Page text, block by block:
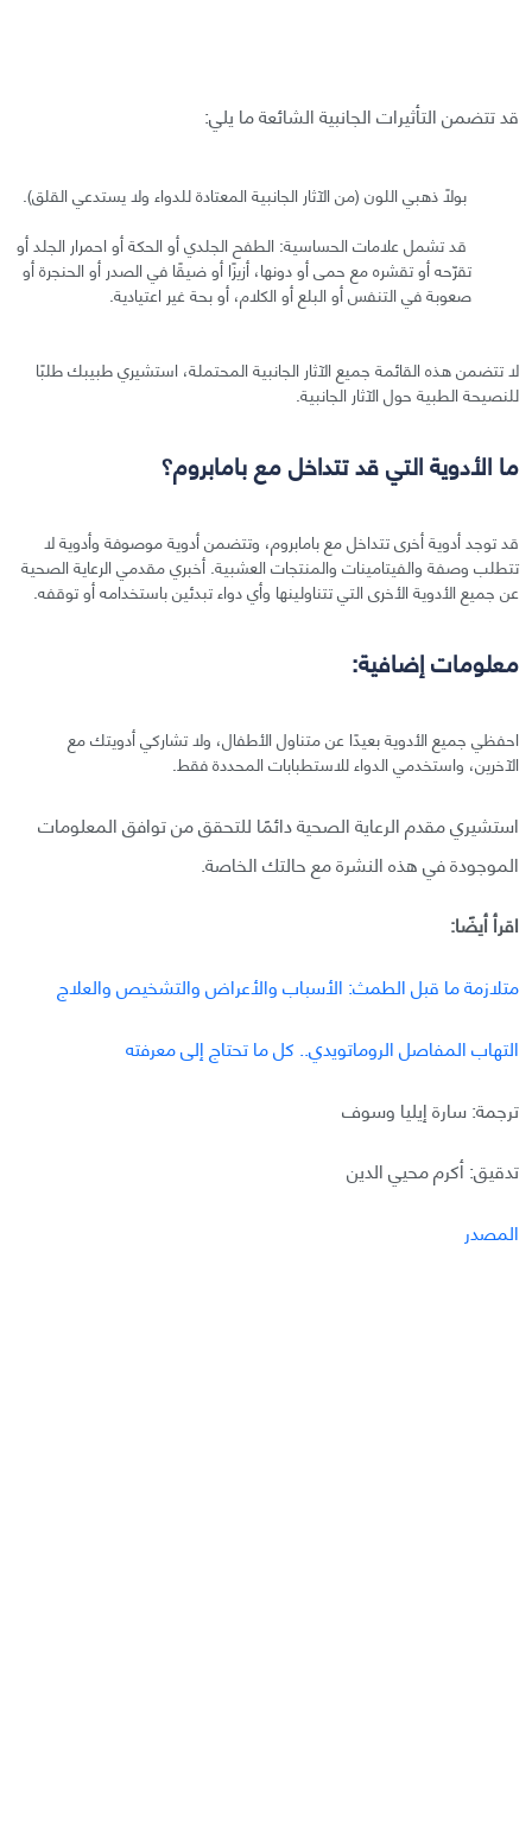
قد تتضمن التأثيرات الجانبية الشائعة ما يلي:
بولًا ذهبي اللون (من الآثار الجانبية المعتادة للدواء ولا يستدعي القلق).
قد تشمل علامات الحساسية: الطفح الجلدي أو الحكة أو احمرار الجلد أو
تقرّحه أو تقشره مع حمى أو دونها، أزيزًا أو ضيقًا في الصدر أو الحنجرة أو
صعوبة في التنفس أو البلع أو الكلام، أو بحة غير اعتيادية.
لا تتضمن هذه القائمة جميع الآثار الجانبية المحتملة، استشيري طبيبك طلبًا
للنصيحة الطبية حول الآثار الجانبية.
ما الأدوية التي قد تتداخل مع بامابروم؟
قد توجد أدوية أخرى تتداخل مع بامابروم، وتتضمن أدوية موصوفة وأدوية لا
تتطلب وصفة والفيتامينات والمنتجات العشبية. أخبري مقدمي الرعاية الصحية
عن جميع الأدوية الأخرى التي تتناولينها وأي دواء تبدئين باستخدامه أو توقفه.
معلومات إضافية:
احفظي جميع الأدوية بعيدًا عن متناول الأطفال، ولا تشاركي أدويتك مع
الآخرين، واستخدمي الدواء للاستطبابات المحددة فقط.
استشيري مقدم الرعاية الصحية دائمًا للتحقق من توافق المعلومات
الموجودة في هذه النشرة مع حالتك الخاصة.
اقرأ أيضًا:
متلازمة ما قبل الطمث: الأسباب والأعراض والتشخيص والعلاج
التهاب المفاصل الروماتويدي.. كل ما تحتاج إلى معرفته
ترجمة: سارة إيليا وسوف
تدقيق: أكرم محيي الدين
المصدر